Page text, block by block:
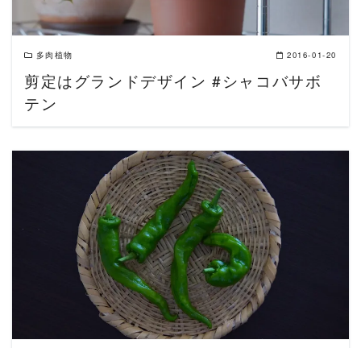
多肉植物 2016-01-20
剪定はグランドデザイン #シャコバサボ
テン
READ MORE